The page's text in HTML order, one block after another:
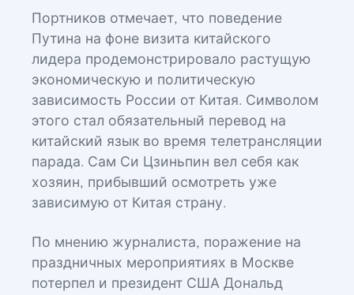
Портников отмечает, что поведение
Путина на фоне визита китайского
лидера продемонстрировало растущую
экономическую и политическую
зависимость России от Китая. Символом
этого стал обязательный перевод на
китайский язык во время телетрансляции
парада. Сам Си Цзиньпин вел себя как
хозяин, прибывший осмотреть уже
зависимую от Китая страну.
По мнению журналиста, поражение на
праздничных мероприятиях в Москве
потерпел и президент США Дональд